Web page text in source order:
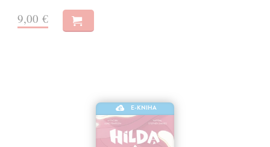
9,00 €
E-KNIHA